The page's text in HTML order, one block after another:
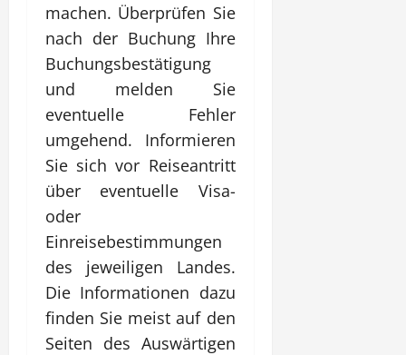
machen. Überprüfen Sie
nach der Buchung Ihre
Buchungsbestätigung
und melden Sie
eventuelle Fehler
umgehend. Informieren
Sie sich vor Reiseantritt
über eventuelle Visa-
oder
Einreisebestimmungen
des jeweiligen Landes.
Die Informationen dazu
finden Sie meist auf den
Seiten des Auswärtigen